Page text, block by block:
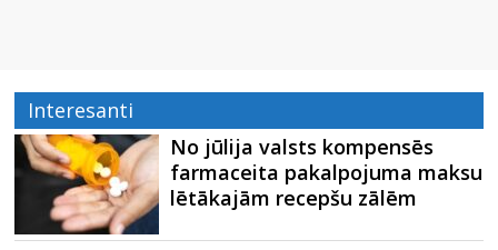
Interesanti
No jūlija valsts kompensēs
farmaceita pakalpojuma maksu
lētākajām recepšu zālēm